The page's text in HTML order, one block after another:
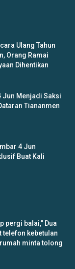
Ulang Tahun
Orang Ramai
Dihentikan
Jun Menjadi Saksi
Tiananmen
4 Jun
Buat Kali
pergi balai,” Dua
telefon kebetulan
minta tolong